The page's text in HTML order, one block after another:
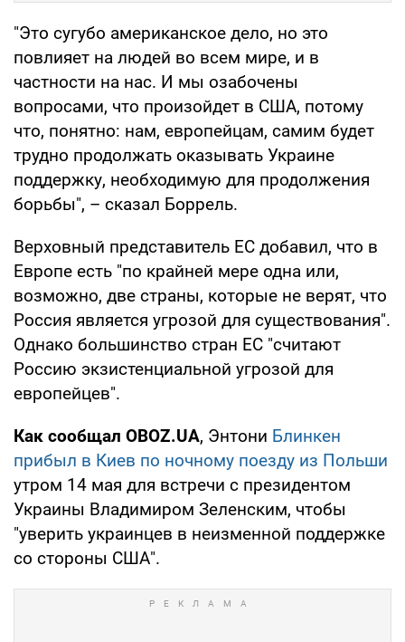
"Это сугубо американское дело, но это
повлияет на людей во всем мире, и в
частности на нас. И мы озабочены
вопросами, что произойдет в США, потому
что, понятно: нам, европейцам, самим будет
трудно продолжать оказывать Украине
поддержку, необходимую для продолжения
борьбы", – сказал Боррель.
Верховный представитель ЕС добавил, что в
Европе есть "по крайней мере одна или,
возможно, две страны, которые не верят, что
Россия является угрозой для существования".
Однако большинство стран ЕС "считают
Россию экзистенциальной угрозой для
европейцев".
Как сообщал OBOZ.UA, Энтони Блинкен
прибыл в Киев по ночному поезду из Польши
утром 14 мая для встречи с президентом
Украины Владимиром Зеленским, чтобы
"уверить украинцев в неизменной поддержке
со стороны США".